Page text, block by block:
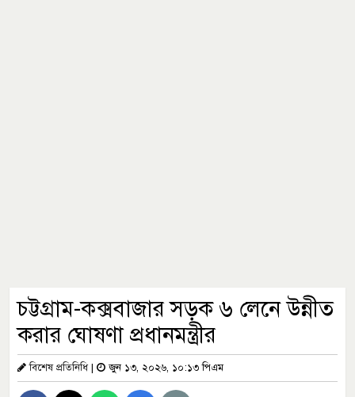
চট্টগ্রাম-কক্সবাজার সড়ক ৬ লেনে উন্নীত
করার ঘোষণা প্রধানমন্ত্রীর
বিশেষ প্রতিনিধি| জুন ১৩, ২০২৬, ১০:১৩ পিএম